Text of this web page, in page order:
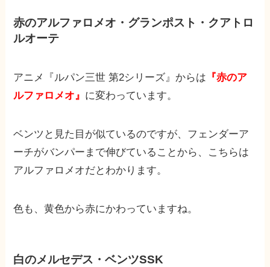
赤のアルファロメオ・グランポスト・クアトロ
ルオーテ
アニメ『ルパン三世 第2シリーズ』からは 『赤のア
ルファロメオ』 に変わっています。
ベンツと見た目が似ているのですが、フェンダーア
ーチがバンパーまで伸びていることから、こちらは
アルファロメオだとわかります。
色も、黄色から赤にかわっていますね。
白のメルセデス・ベンツSSK